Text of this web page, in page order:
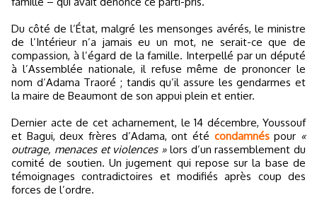
Du côté de l’État, malgré les mensonges avérés, le ministre
de l’Intérieur n’a jamais eu un mot, ne serait-ce que de
compassion, à l’égard de la famille. Interpellé par un député
à l’Assemblée nationale, il refuse même de prononcer le
nom d’Adama Traoré ; tandis qu’il assure les gendarmes et
la maire de Beaumont de son appui plein et entier.
Dernier acte de cet acharnement, le 14 décembre, Youssouf
et Bagui, deux frères d’Adama, ont été condamnéspour «
outrage, menaces et violences »lors d’un rassemblement du
comité de soutien. Un jugement qui repose sur la base de
témoignages contradictoires et modifiés après coup des
forces de l’ordre.